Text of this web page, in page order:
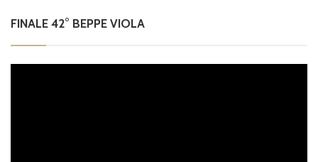
FINALE 42° BEPPE VIOLA